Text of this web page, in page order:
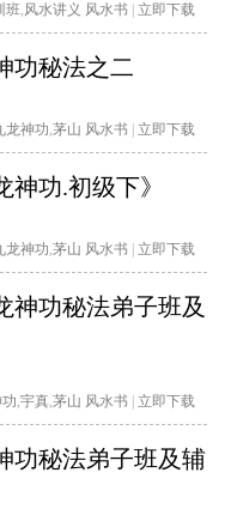
班,风水讲义 风水书 立即下载
功秘法之二
龙神功,茅山 风水书 立即下载
神功.初级下》
龙神功,茅山 风水书 立即下载
神功秘法弟子班及
,宇真,茅山 风水书 立即下载
功秘法弟子班及辅